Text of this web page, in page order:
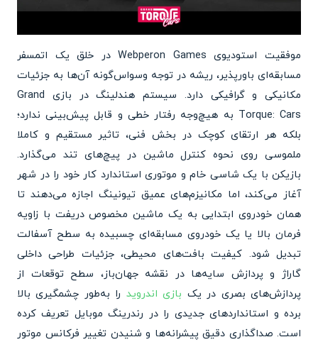
موفقیت استودیوی Webperon Games در خلق یک اتمسفر
مسابقه‌ای باورپذیر، ریشه در توجه وسواس‌گونه آن‌ها به جزئیات
مکانیکی و گرافیکی دارد. سیستم هندلینگ در بازی Grand
Torque: Cars به هیچ‌وجه رفتار خطی و قابل پیش‌بینی ندارد؛
بلکه هر ارتقای کوچک در بخش فنی، تاثیر مستقیم و کاملا
ملموسی روی نحوه کنترل ماشین در پیچ‌های تند می‌گذارد.
بازیکن با یک شاسی خام و موتوری استاندارد کار خود را در شهر
آغاز می‌کند، اما مکانیزم‌های عمیق تیونینگ اجازه می‌دهند تا
همان خودروی ابتدایی به یک ماشین مخصوص دریفت با زاویه
فرمان بالا یا یک خودروی مسابقه‌ای چسبیده به سطح آسفالت
تبدیل شود. کیفیت بافت‌های محیطی، جزئیات طراحی داخلی
گاراژ و پردازش سایه‌ها در نقشه جهان‌باز، سطح توقعات از
پردازش‌های بصری در یک بازی اندروید را به‌طور چشمگیری بالا
برده و استانداردهای جدیدی را در رندرینگ موبایل تعریف کرده
است. صداگذاری دقیق پیشرانه‌ها و شنیدن تغییر فرکانس موتور